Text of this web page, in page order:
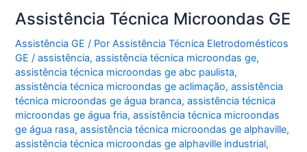
Assistência Técnica Microondas GE
Assistência GE / PorAssistência Técnica Eletrodomésticos
GE/assistência,assistência técnica microondas ge,
assistência técnica microondas ge abc paulista,
assistência técnica microondas ge aclimação,assistência
técnica microondas ge água branca,assistência técnica
microondas ge água fria,assistência técnica microondas
ge água rasa,assistência técnica microondas ge alphaville,
assistência técnica microondas ge alphaville industrial,